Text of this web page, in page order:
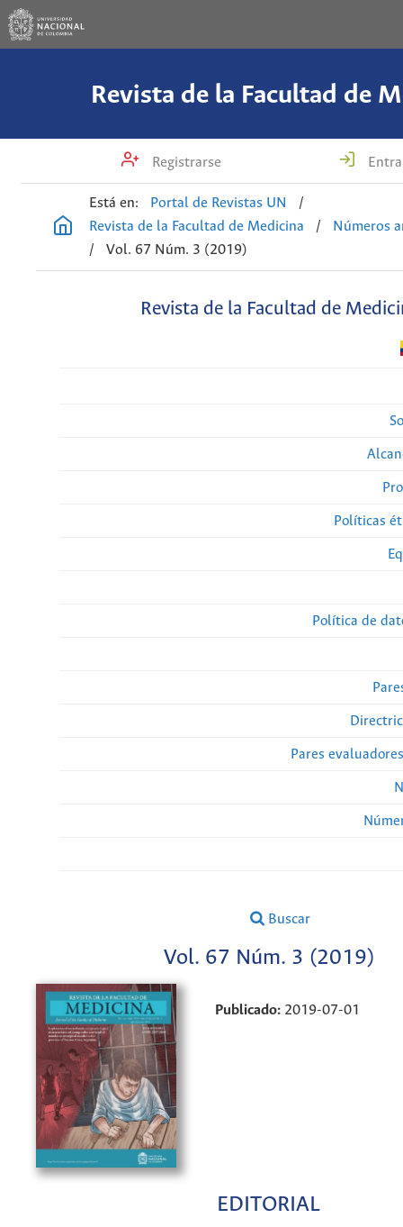
Revista de la Facultad de
Registrarse
Está en: Portal de Revistas UN
/
Revista de la Facultad de Medicina
/
Números
/
Vol. 67 Núm. 3 (2019)
Revista de la Facultad de
Políticas
Política de
Pares
Buscar
Vol. 67 Núm. 3 (2019)
Publicado: 2019-07-01
EDITORIAL